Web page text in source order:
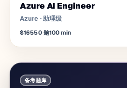
Azure AI Engineer
Azure ·助理级
$16550 题100min
备考题库